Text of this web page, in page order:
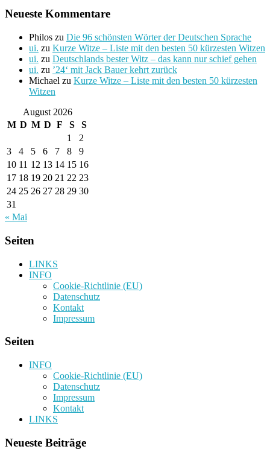
Neueste Kommentare
Philos zu Die 96 schönsten Wörter der Deutschen Sprache
ui. zu Kurze Witze – Liste mit den besten 50 kürzesten Witzen
ui. zu Deutschlands bester Witz – das kann nur schief gehen
ui. zu ’24‘ mit Jack Bauer kehrt zurück
Michael zu Kurze Witze – Liste mit den besten 50 kürzesten
Witzen
August 2026
M D M D F S
S
1
2
3
4 5 6 7 8
9
10 11 12 13 14 15 16
17 18 19 20 21 22 23
24 25 26 27 28 29 30
31
« Mai
Seiten
LINKS
INFO
Cookie-Richtlinie (EU)
Datenschutz
Kontakt
Impressum
Seiten
INFO
Cookie-Richtlinie (EU)
Datenschutz
Impressum
Kontakt
LINKS
Neueste Beiträge